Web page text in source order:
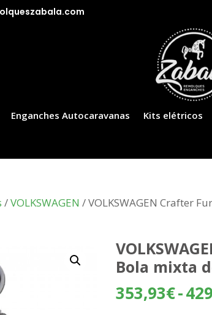
Enganches Autocaravanas Kits elétricos
/VOLKSWAGEN / VOLKSWAGEN Crafter
Bola mixta
353,93€-